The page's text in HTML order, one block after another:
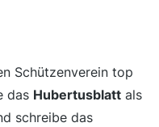
Schützenverein top
das Hubertusblatt als
schreibe das